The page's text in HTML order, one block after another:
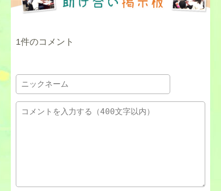
1件のコメント